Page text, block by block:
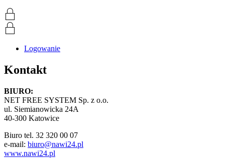
Logowanie
Kontakt
BIURO:
NET FREE SYSTEM Sp. z o.o.
ul. Siemianowicka 24A
40-300 Katowice
Biuro tel. 32 320 00 07
e-mail: biuro@nawi24.pl
www.nawi24.pl